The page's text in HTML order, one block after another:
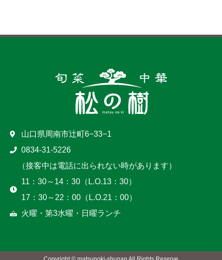
山口県周南市辻町6−33−1
0834-31-5226
（接客中は電話に出られない時があります）
11：30～14：30（L.O.13：30）
17：30～22：00（L.O.21：00）
火曜・第3水曜・日曜ランチ